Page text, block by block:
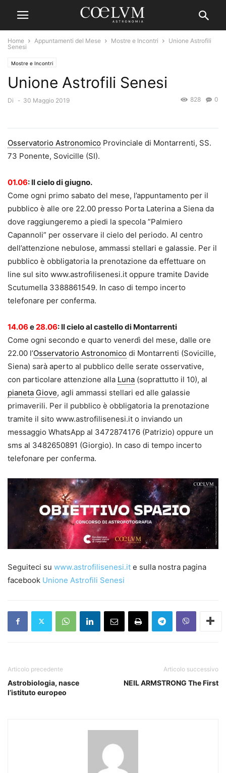
Home Appuntamenti del Mese Mostre e Incontri
Unione Astrofili
Senesi
Mostre e Incontri
Unione Astrofili Senesi
Di - 30 Maggio 2019 0
828
Osservatorio Astronomico Provinciale di Montarrenti, SS.
73 Ponente, Sovicille (SI).
01.06: Il cielo di giugno.
Come ogni primo sabato del mese, l’appuntamento per il
pubblico è alle ore 22.00 presso Porta Laterina a Siena da
dove raggiungeremo a piedi la specola ”Palmiero
Capannoli” per osservare il cielo del periodo. Al centro
dell’attenzione nebulose, ammassi stellari e galassie. Per il
pubblico è obbligatoria la prenotazione da effettuare on
line sul sito www.astrofilisenesi.it oppure tramite Davide
Scutumella 3388861549. In caso di tempo incerto
telefonare per conferma.
14.06 e28.06: Il cielo al castello di Montarrenti
Come ogni secondo e quarto venerdì del mese, dalle ore
22.00 l’Osservatorio Astronomico di Montarrenti (Sovicille,
Siena) sarà aperto al pubblico delle serate osservative,
con particolare attenzione alla Luna (soprattutto il 10), al
pianeta Giove, agli ammassi stellari ed alle galassie
primaverili. Per il pubblico è obbligatoria la prenotazione
tramite il sito www.astrofilisenesi.it o inviando un
messaggio WhatsApp al 3472874176 (Patrizio) oppure un
sms al 3482650891 (Giorgio). In caso di tempo incerto
telefonare per conferma.
Seguiteci su www.astrofilisenesi.it e sulla nostra pagina
facebook Unione Astrofili Senesi
Articolo precedente
Astrobiologia, nasce
l’istituto europeo
Articolo successivo
NEIL ARMSTRONG The First